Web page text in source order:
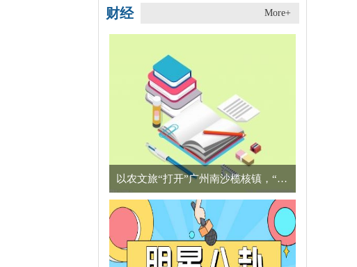
财经 More+
以农文旅“打开”广州南沙榄核镇，“星海故里”别有一番风味